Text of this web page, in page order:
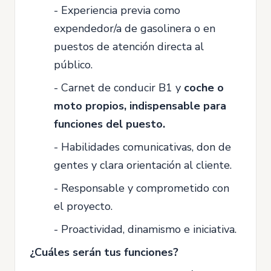
- Experiencia previa como
expendedor/a de gasolinera o en
puestos de atención directa al
público.
- Carnet de conducir B1 y coche o
moto propios, indispensable para
funciones del puesto.
- Habilidades comunicativas, don de
gentes y clara orientación al cliente.
- Responsable y comprometido con
el proyecto.
- Proactividad, dinamismo e iniciativa.
¿Cuáles serán tus funciones?